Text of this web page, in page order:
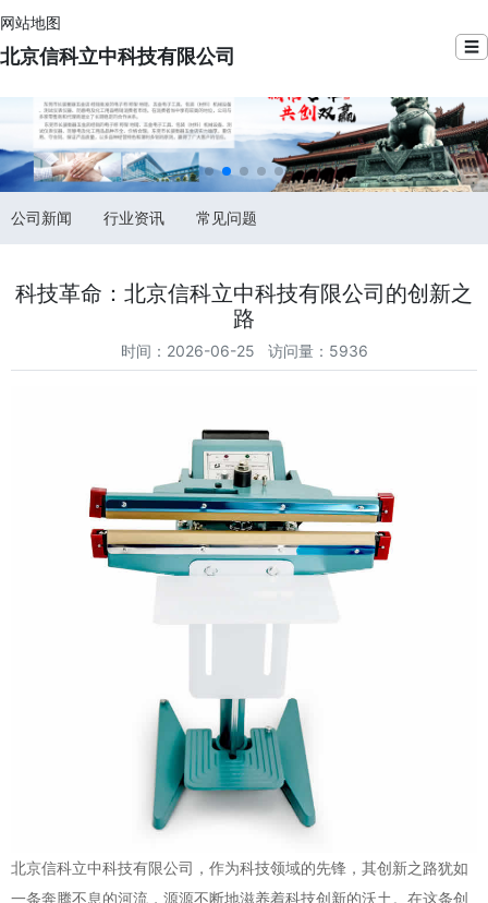
网站地图
北京信科立中科技有限公司 ☰
公司新闻 行业资讯 常见问题
科技革命：北京信科立中科技有限公司的创新之
路
时间：2026-06-25 访问量：5936
北京信科立中科技有限公司，作为科技领域的先锋，其创新之路犹如
一条奔腾不息的河流，源源不断地滋养着科技创新的沃土。在这条创